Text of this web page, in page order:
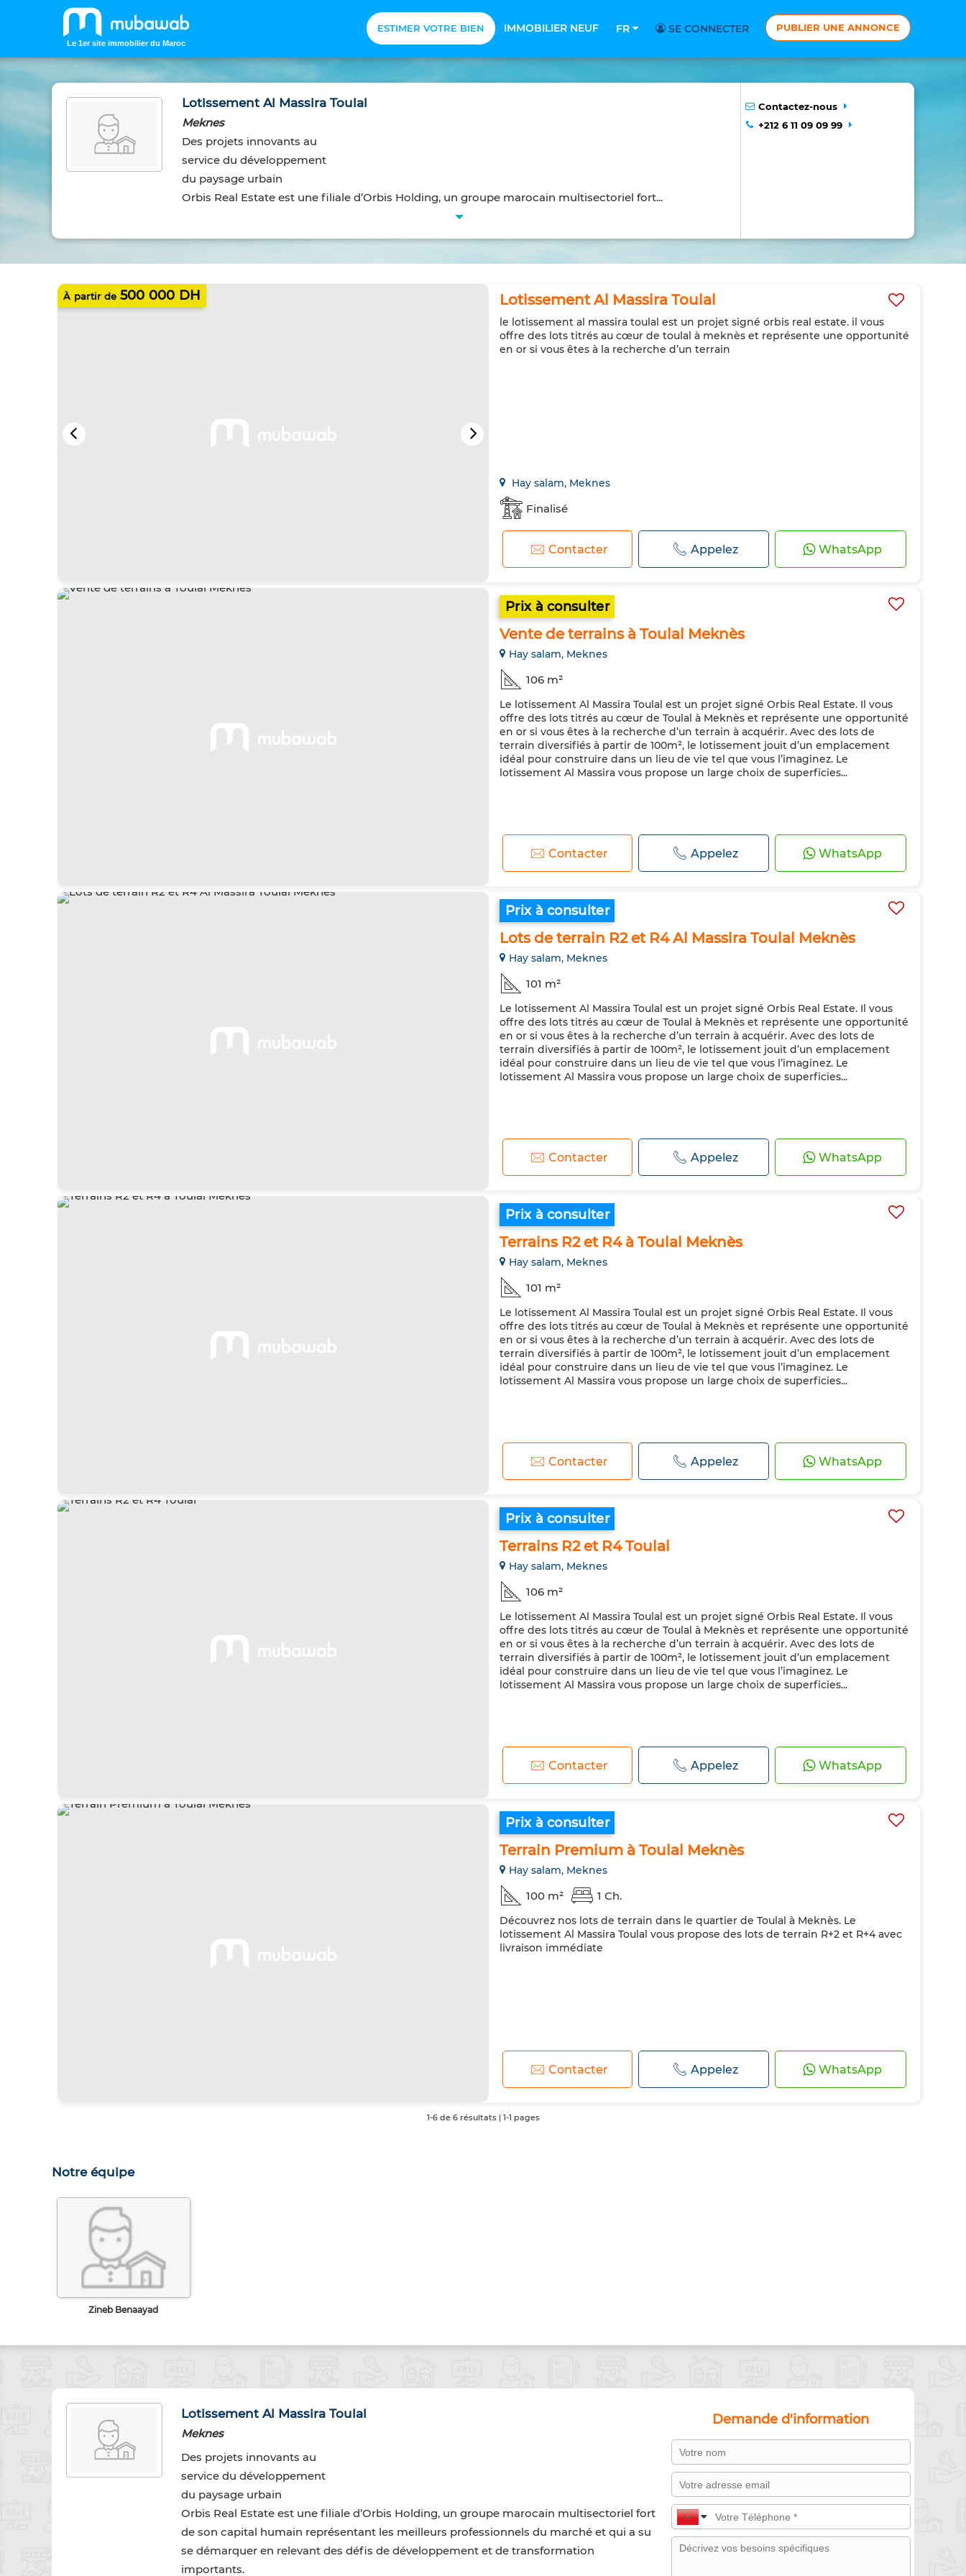
Le 1er site immobilier du Maroc
ESTIMER VOTRE BIEN IMMOBILIER NEUF FR SE CONNECTER PUBLIER UNE ANNONCE
Lotissement Al Massira Toulal
Meknes
Des projets innovants au
service du développement
du paysage urbain
Orbis Real Estate est une filiale d’Orbis Holding, un groupe marocain multisectoriel fort...
Contactez-nous
+212 6 11 09 09 99
À partir de 500 000 DH
IMMOBILIER NEUF
Lotissement Al Massira Toulal
le lotissement al massira toulal est un projet signé orbis real estate. il vous
offre des lots titrés au cœur de toulal à meknès et représente une opportunité
en or si vous êtes à la recherche d’un terrain
Hay salam, Meknes
Finalisé
Contacter Appelez WhatsApp
Prix à consulter
Vente de terrains à Toulal Meknès
Hay salam, Meknes
106 m²
Le lotissement Al Massira Toulal est un projet signé Orbis Real Estate. Il vous
offre des lots titrés au cœur de Toulal à Meknès et représente une opportunité
en or si vous êtes à la recherche d’un terrain à acquérir. Avec des lots de
terrain diversifiés à partir de 100m², le lotissement jouit d’un emplacement
idéal pour construire dans un lieu de vie tel que vous l’imaginez. Le
lotissement Al Massira vous propose un large choix de superficies...
Contacter Appelez WhatsApp
Prix à consulter
Lots de terrain R2 et R4 Al Massira Toulal Meknès
Hay salam, Meknes
101 m²
Le lotissement Al Massira Toulal est un projet signé Orbis Real Estate. Il vous
offre des lots titrés au cœur de Toulal à Meknès et représente une opportunité
en or si vous êtes à la recherche d’un terrain à acquérir. Avec des lots de
terrain diversifiés à partir de 100m², le lotissement jouit d’un emplacement
idéal pour construire dans un lieu de vie tel que vous l’imaginez. Le
lotissement Al Massira vous propose un large choix de superficies...
Contacter Appelez WhatsApp
Prix à consulter
Terrains R2 et R4 à Toulal Meknès
Hay salam, Meknes
101 m²
Le lotissement Al Massira Toulal est un projet signé Orbis Real Estate. Il vous
offre des lots titrés au cœur de Toulal à Meknès et représente une opportunité
en or si vous êtes à la recherche d’un terrain à acquérir. Avec des lots de
terrain diversifiés à partir de 100m², le lotissement jouit d’un emplacement
idéal pour construire dans un lieu de vie tel que vous l’imaginez. Le
lotissement Al Massira vous propose un large choix de superficies...
Contacter Appelez WhatsApp
Prix à consulter
Terrains R2 et R4 Toulal
Hay salam, Meknes
106 m²
Le lotissement Al Massira Toulal est un projet signé Orbis Real Estate. Il vous
offre des lots titrés au cœur de Toulal à Meknès et représente une opportunité
en or si vous êtes à la recherche d’un terrain à acquérir. Avec des lots de
terrain diversifiés à partir de 100m², le lotissement jouit d’un emplacement
idéal pour construire dans un lieu de vie tel que vous l’imaginez. Le
lotissement Al Massira vous propose un large choix de superficies...
Contacter Appelez WhatsApp
Prix à consulter
Terrain Premium à Toulal Meknès
Hay salam, Meknes
100 m² 1 Ch.
Découvrez nos lots de terrain dans le quartier de Toulal à Meknès. Le
lotissement Al Massira Toulal vous propose des lots de terrain R+2 et R+4 avec
livraison immédiate
Contacter Appelez WhatsApp
1-6 de 6 résultats | 1-1 pages
Notre équipe
Zineb Benaayad
Lotissement Al Massira Toulal
Meknes
Des projets innovants au
service du développement
du paysage urbain
Orbis Real Estate est une filiale d’Orbis Holding, un groupe marocain multisectoriel fort
de son capital humain représentant les meilleurs professionnels du marché et qui a su
se démarquer en relevant des défis de développement et de transformation
importants.
Demande d'information